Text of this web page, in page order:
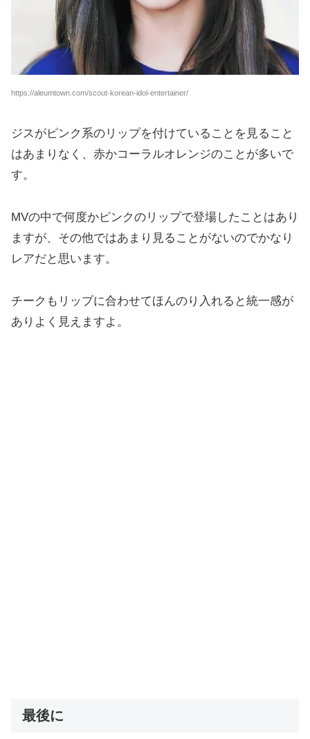
https://aleumtown.com/scout-korean-idol-entertainer/
ジスがピンク系のリップを付けていることを見ること
はあまりなく、赤かコーラルオレンジのことが多いで
す。
MVの中で何度かピンクのリップで登場したことはあり
ますが、その他ではあまり見ることがないのでかなり
レアだと思います。
チークもリップに合わせてほんのり入れると統一感が
ありよく見えますよ。
最後に